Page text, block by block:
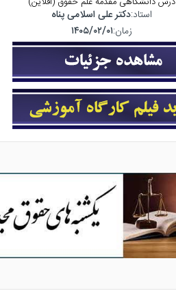
استاد:دکتر علی اسلامی پناه
زمان:۱۴۰۵/۰۲/۰۱